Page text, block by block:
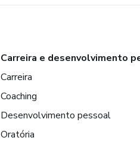
Carreira e desenvolvimento
Carreira
Coaching
Desenvolvimento pessoal
Oratória